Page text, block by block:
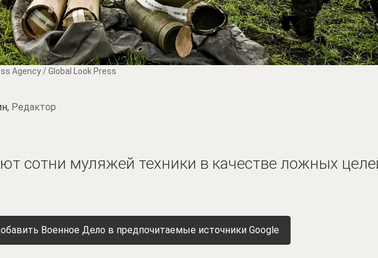
Agency / Global Look Press
Редактор
сотни муляжей техники в качестве ложных
Военное Дело в предпочитаемые источники Google